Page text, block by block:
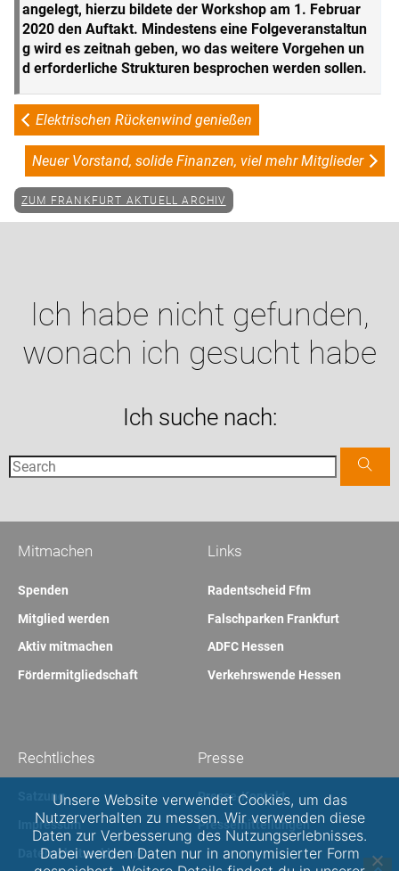
angelegt, hierzu bildete der Workshop am 1. Februar
2020 den Auftakt. Mindestens eine Folgeveranstaltun
g wird es zeitnah geben, wo das weitere Vorgehen un
d erforderliche Strukturen besprochen werden sollen.
Elektrischen Rückenwind genießen
Neuer Vorstand, solide Finanzen, viel mehr Mitglieder
ZUM FRANKFURT AKTUELL ARCHIV
Ich habe nicht gefunden,
wonach ich gesucht habe
Ich suche nach:
Links
Radentscheid Ffm
Falschparken Frankfurt
ADFC Hessen
Verkehrswende Hessen
Mitmachen
Spenden
Mitglied werden
Aktiv mitmachen
Fördermitgliedschaft
Presse
Presse-Kontakt
Pressemitteilungen
Rechtliches
Satzung
Impressum
Datenschutzerklärung
Unsere Website verwendet Cookies, um das
Nutzerverhalten zu messen. Wir verwenden diese
Daten zur Verbesserung des Nutzungserlebnisses.
Dabei werden Daten nur in anonymisierter Form